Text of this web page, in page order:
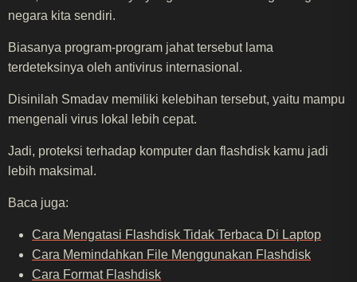
negara kita sendiri.
Biasanya program-program jahat tersebut lama
terdeteksinya oleh antivirus internasional.
Disinilah Smadav memiliki kelebihan tersebut, yaitu mampu
mengenali virus lokal lebih cepat.
Jadi, proteksi terhadap komputer dan flashdisk kamu jadi
lebih maksimal.
Baca juga:
Cara Mengatasi Flashdisk Tidak Terbaca Di Laptop
Cara Memindahkan File Menggunakan Flashdisk
Cara Format Flashdisk